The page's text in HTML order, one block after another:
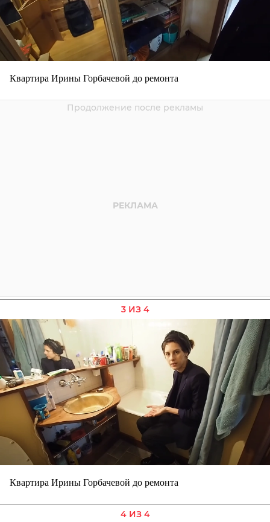
Квартира Ирины Горбачевой до ремонта
3 ИЗ 4
Квартира Ирины Горбачевой до ремонта
4 ИЗ 4